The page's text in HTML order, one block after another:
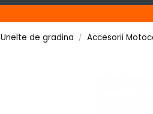
Unelte de gradina / Accesorii